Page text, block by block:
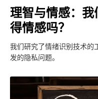
理智与情感：
得情感吗？
我们研究了情绪识别技术的
发的隐私问题。